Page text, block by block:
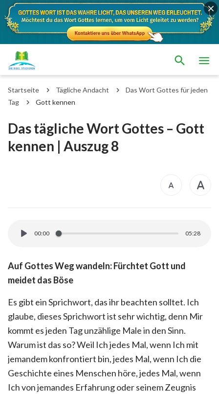
Startseite Tägliche Andacht
Das Wort Gottes für jeden
Tag
Gott kennen
Das tägliche Wort Gottes – Gott
kennen | Auszug 8
00:00 05:28
Auf Gottes Weg wandeln: Fürchtet Gott und
meidet das Böse
Es gibt ein Sprichwort, das ihr beachten solltet. Ich
glaube, dieses Sprichwort ist sehr wichtig, denn Mir
kommt es jeden Tag unzählige Male in den Sinn.
Warum ist das so? Weil Ich jedes Mal, wenn Ich mit
jemandem konfrontiert bin, jedes Mal, wenn Ich die
Geschichte eines Menschen höre, jedes Mal, wenn
Ich von jemandes Erfahrung oder seinem Zeugnis